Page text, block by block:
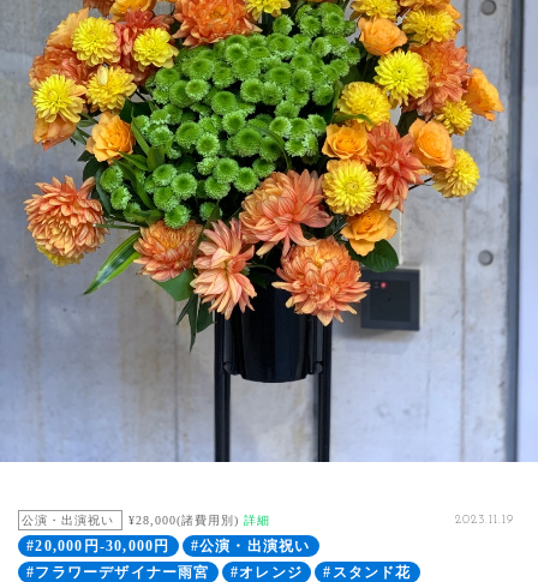
公演・出演祝い ¥28,000(諸費用別) 詳細 2023.11.19
#20,000円-30,000円
#公演・出演祝い
#フラワーデザイナー雨宮
#オレンジ
#スタンド花